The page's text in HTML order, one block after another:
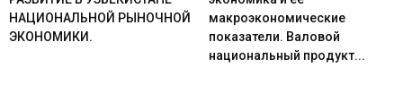
НАЦИОНАЛЬНОЙ РЫНОЧНОЙ
ЭКОНОМИКИ.
макроэкономические
показатели. Валовой
национальный продукт...